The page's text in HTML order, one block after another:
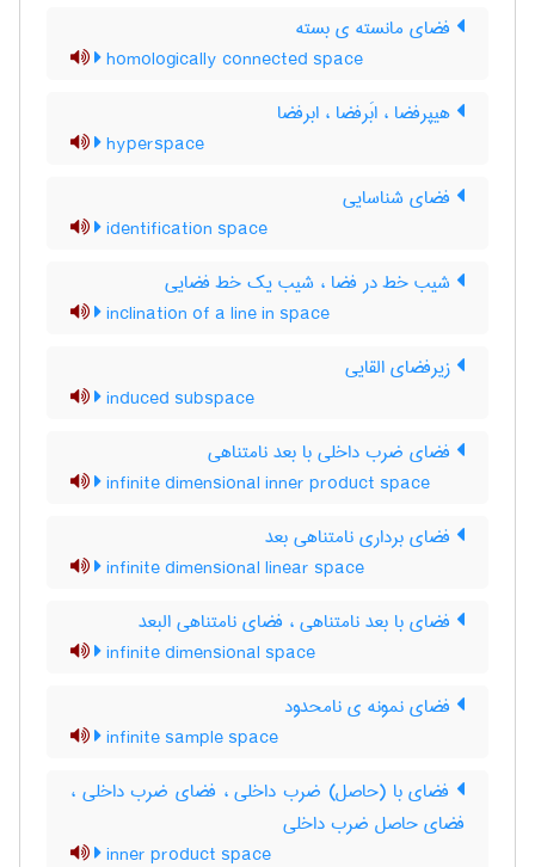
فضای مانسته ی بسته
homologically connected space
هیپرفضا ، ابَرفضا ، ابرفضا
hyperspace
فضای شناسایی
identification space
شیب خط در فضا ، شیب یک خط فضایی
inclination of a line in space
زیرفضای القایی
induced subspace
فضای ضرب داخلی با بعد نامتناهی
infinite dimensional inner product space
فضای برداری نامتناهی بعد
infinite dimensional linear space
فضای با بعد نامتناهی ، فضای نامتناهی البعد
infinite dimensional space
فضای نمونه ی نامحدود
infinite sample space
فضای با (حاصل) ضرب داخلی ، فضای ضرب داخلی ،
فضای حاصل ضرب داخلی
inner product space